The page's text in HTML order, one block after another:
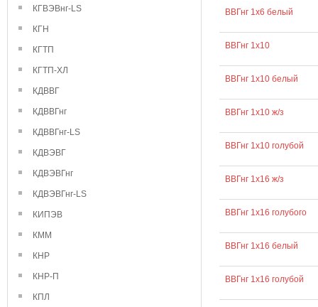
КГВЭВнг-LS
КГН
КГТП
КГТП-ХЛ
КДВВГ
КДВВГнг
КДВВГнг-LS
КДВЭВГ
КДВЭВГнг
КДВЭВГнг-LS
КИПЭВ
КММ
КНР
КНР-П
КПЛ
ВВГнг 1х6 белый
ВВГнг 1х10
ВВГнг 1х10 белый
ВВГнг 1х10 ж/з
ВВГнг 1х10 голубой
ВВГнг 1х16 ж/з
ВВГнг 1х16 голубого
ВВГнг 1х16 белый
ВВГнг 1х16 голубой